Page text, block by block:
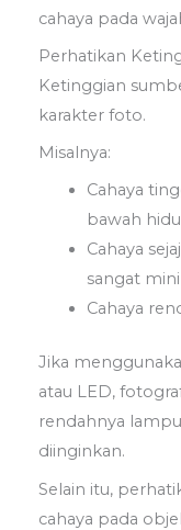
cahaya pada
Perhatikan
Ketinggian
karakter foto.
Misalnya:
Cahaya
bawah
Cahaya
sangat
Cahaya
Jika
atau LED,
rendahnya
diinginkan.
Selain itu,
cahaya pada